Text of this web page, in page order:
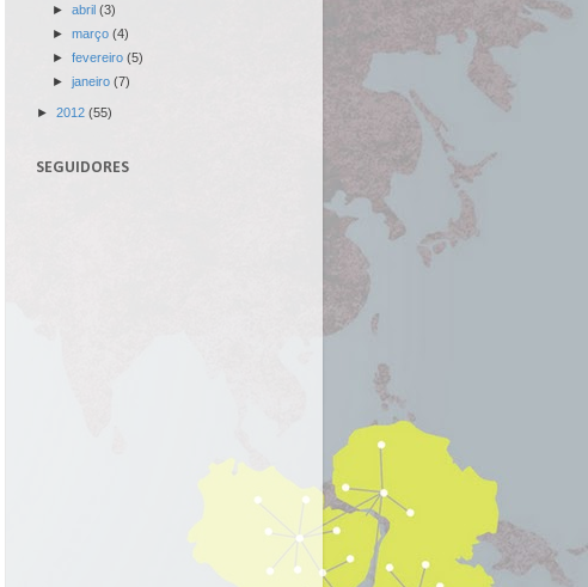
► abril (3)
► março (4)
► fevereiro (5)
► janeiro (7)
► 2012 (55)
SEGUIDORES